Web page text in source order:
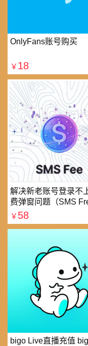
OnlyFans账号购买
￥ 18
解决新老账号登录不
费弹窗问题（SMS
￥ 58
bigo Live直播充值